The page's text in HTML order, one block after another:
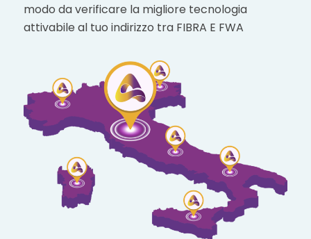
modo da verificare la migliore tecnologia
attivabile al tuo indirizzo tra FIBRA E FWA